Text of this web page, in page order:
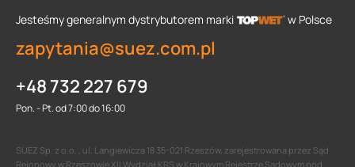
Jesteśmy generalnym dystrybutorem marki w Polsce
zapytania@suez.com.pl
+48 732 227 679
Pon. - Pt. od 7:00 do 16:00
SUEZ Sp. z o.o. , ul. Langiewicza 18 35-021 Rzeszów, zarejestrowana przez Sąd
Rejonowy w Rzeszowie XII Wydział KRS w Krajowym Rejestrze Sądowym pod